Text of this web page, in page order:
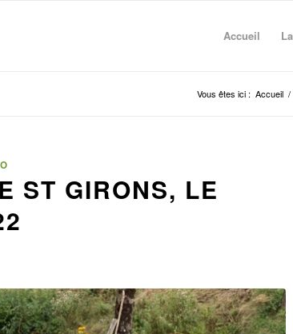
Accueil
Vous êtes ici : Accueil /
ST GIRONS, LE